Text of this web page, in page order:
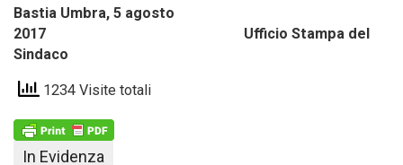
Bastia Umbra, 5 agosto
2017 Ufficio Stampa del
Sindaco
1234 Visite totali
In Evidenza